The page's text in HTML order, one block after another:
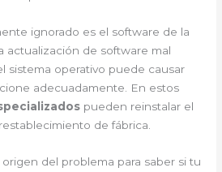
ignorado es el software de la
actualización de software mal
sistema operativo puede causar
adecuadamente. En estos
pueden reinstalar el
de fábrica.
del problema para saber si tu